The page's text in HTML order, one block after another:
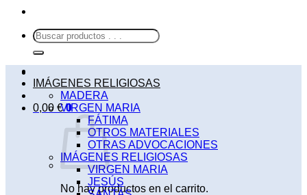
Buscar
por:
0,00 € 0
No hay productos en el carrito.
IMÁGENES RELIGIOSAS
MADERA
VIRGEN MARIA
FÁTIMA
OTROS MATERIALES
OTRAS ADVOCACIONES
IMÁGENES RELIGIOSAS
VIRGEN MARIA
JESÚS